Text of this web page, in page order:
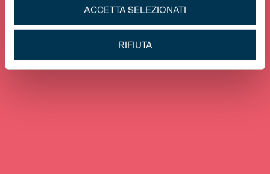
ACCETTA SELEZIONATI
RIFIUTA